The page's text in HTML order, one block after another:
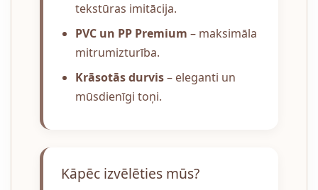
tekstūras imitācija.
PVC un PP Premium – maksimāla
mitrumizturība.
Krāsotās durvis– eleganti un
mūsdienīgi toņi.
Kāpēc izvēlēties mūs?